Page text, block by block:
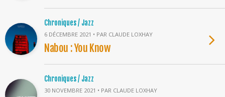
Chroniques / Jazz
6 DÉCEMBRE 2021 • PAR CLAUDE LOXHAY
Nabou : You Know
Chroniques / Jazz
30 NOVEMBRE 2021 • PAR CLAUDE LOXHAY